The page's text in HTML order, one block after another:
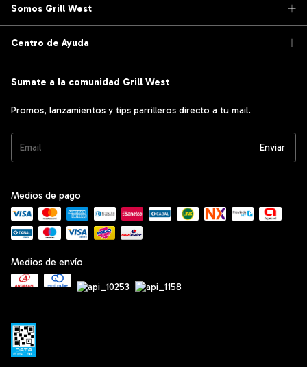
Somos Grill West
Centro de Ayuda
Sumate a la comunidad Grill West
Promos, lanzamientos y tips parrilleros directo a tu mail.
Medios de pago
Medios de envío